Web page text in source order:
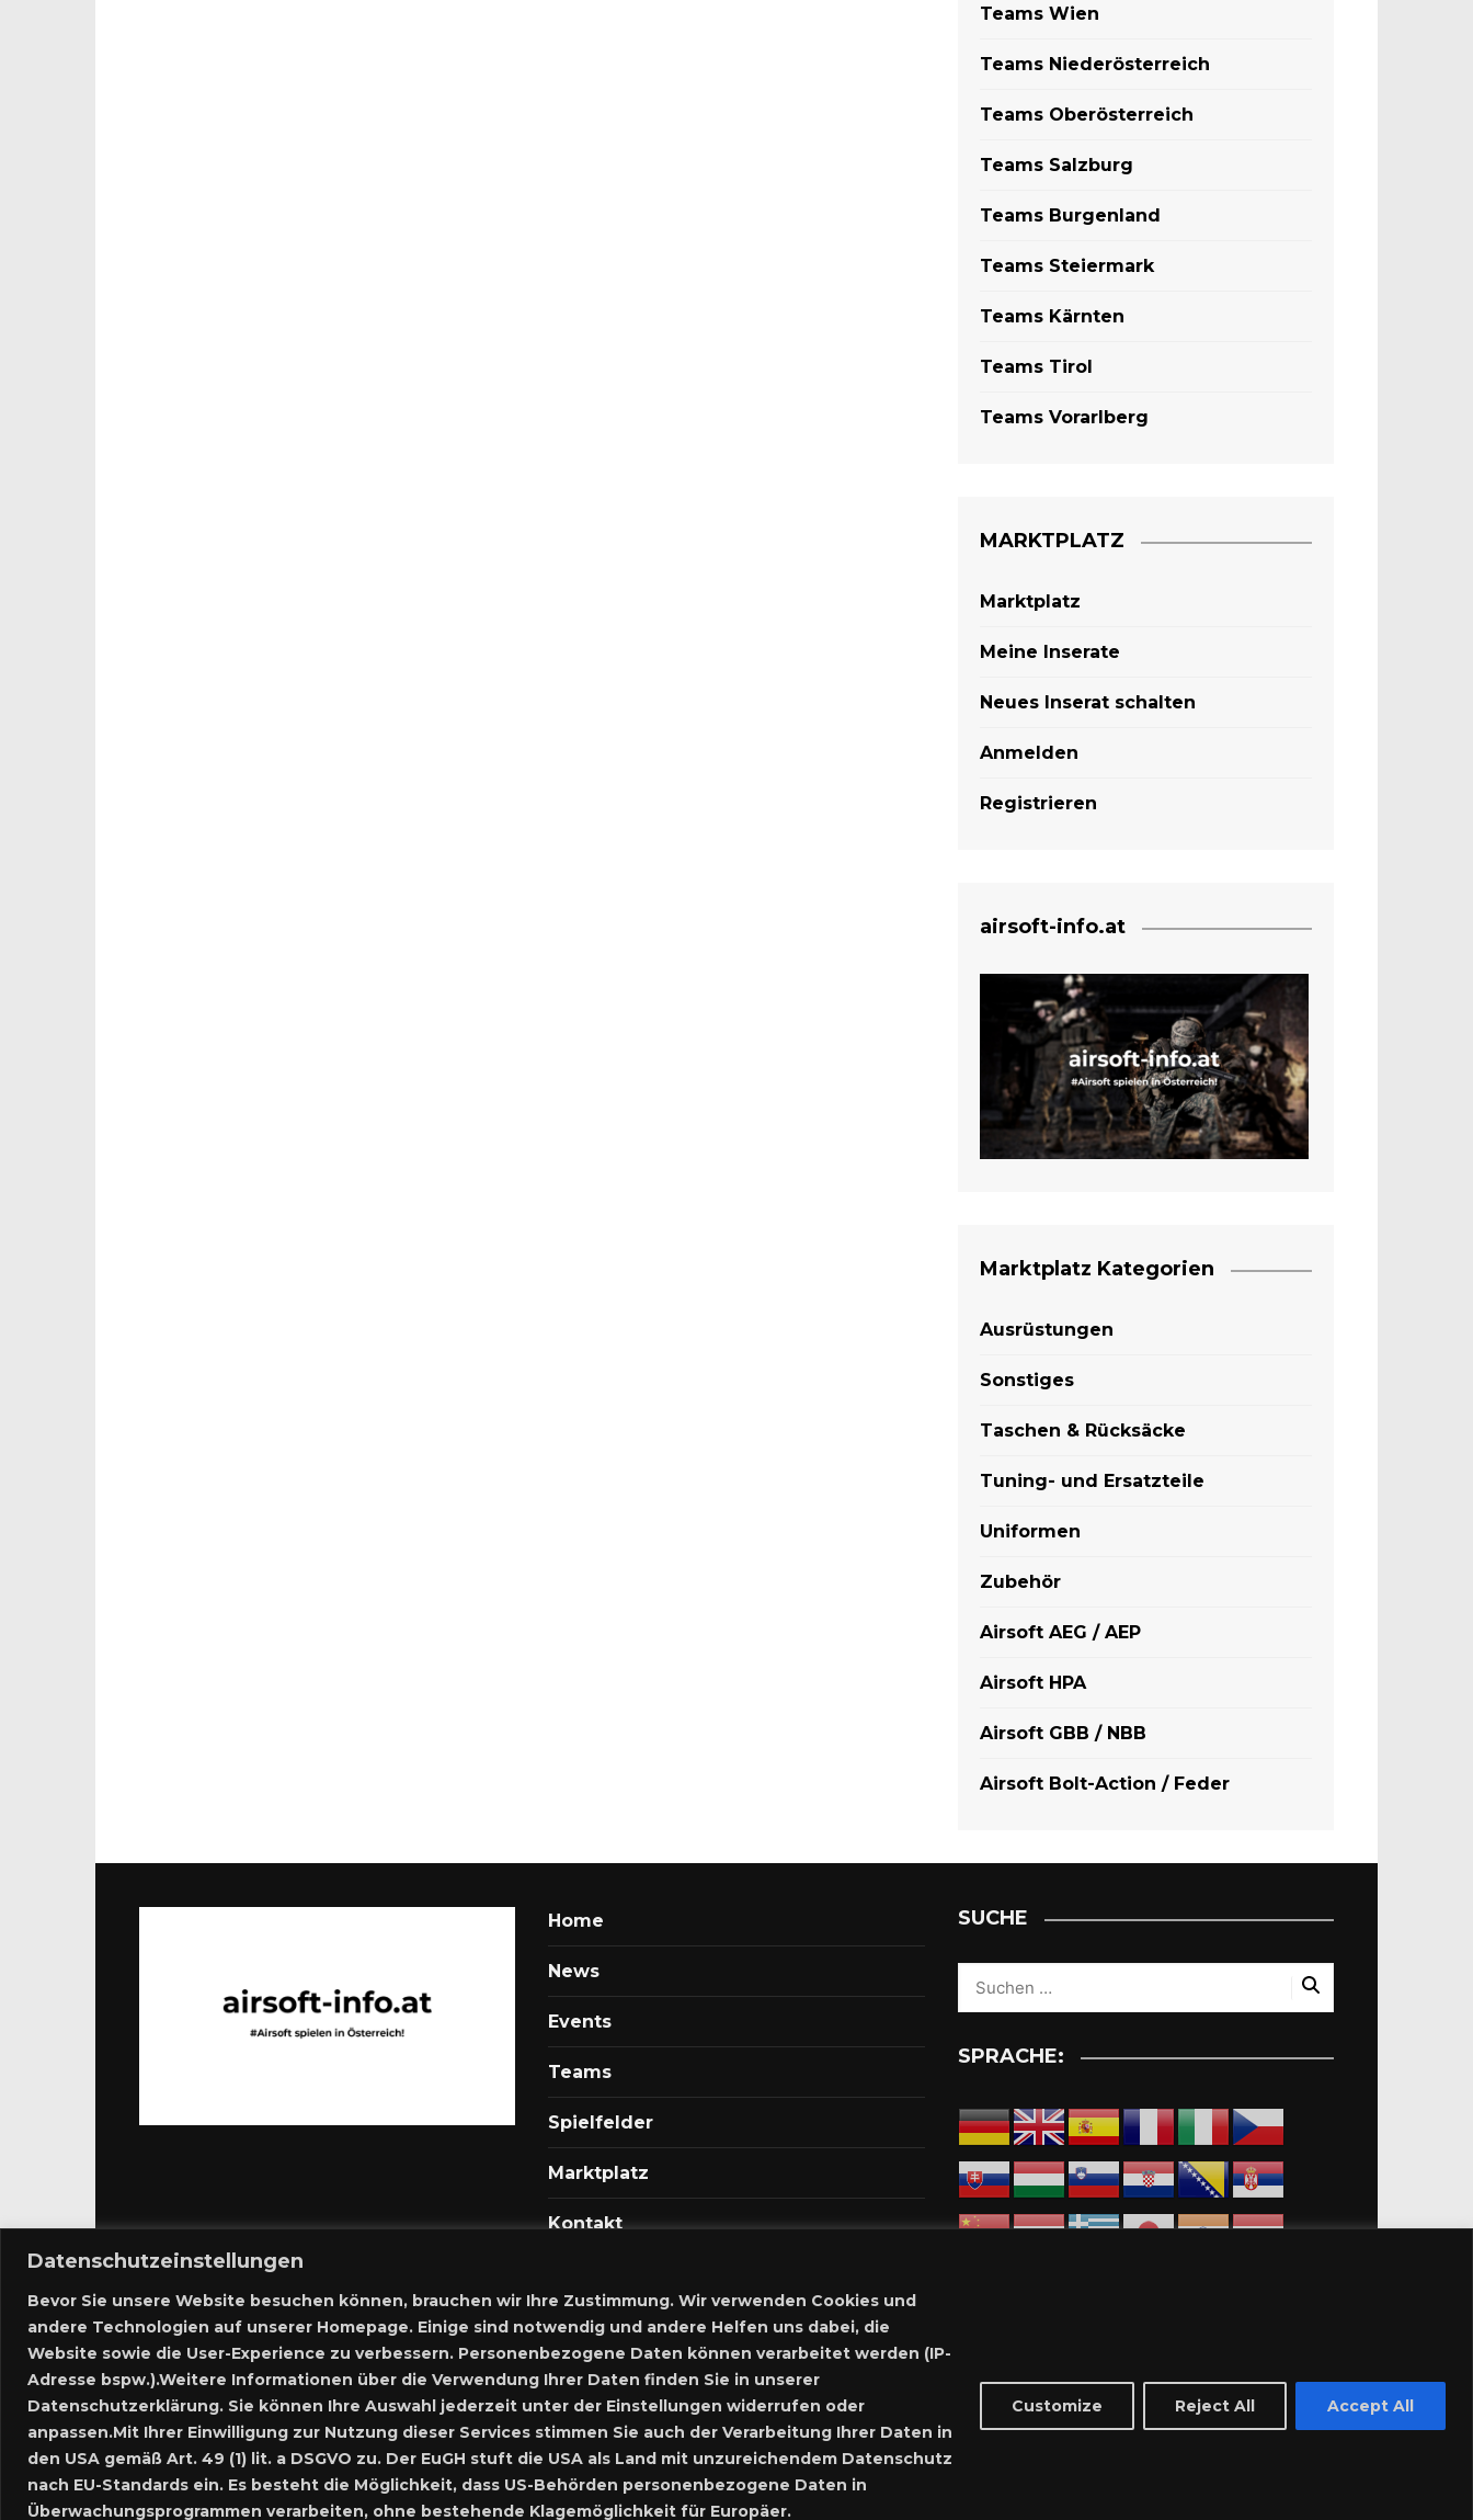
Datenschutzeinstellungen
Bevor Sie unsere Website besuchen können, brauchen wir Ihre Zustimmung. Wir verwenden Cookies und
andere Technologien auf unserer Homepage. Einige sind notwendig und andere Helfen uns dabei, die
Website sowie die User-Experience zu verbessern. Personenbezogene Daten können verarbeitet werden (IP-
Adresse bspw.).Weitere Informationen über die Verwendung Ihrer Daten finden Sie in unserer
Datenschutzerklärung. Sie können Ihre Auswahl jederzeit unter der Einstellungen widerrufen oder
anpassen.Mit Ihrer Einwilligung zur Nutzung dieser Services stimmen Sie auch der Verarbeitung Ihrer Daten in
den USA gemäß Art. 49 (1) lit. a DSGVO zu. Der EuGH stuft die USA als Land mit unzureichendem Datenschutz
nach EU-Standards ein. Es besteht die Möglichkeit, dass US-Behörden personenbezogene Daten in
Überwachungsprogrammen verarbeiten, ohne bestehende Klagemöglichkeit für Europäer.
Customize Reject All Accept All
Teams Wien
Teams Niederösterreich
Teams Oberösterreich
Teams Salzburg
Teams Burgenland
Teams Steiermark
Teams Kärnten
Teams Tirol
Teams Vorarlberg
MARKTPLATZ
Marktplatz
Meine Inserate
Neues Inserat schalten
Anmelden
Registrieren
airsoft-info.at
Marktplatz Kategorien
Ausrüstungen
Sonstiges
Taschen & Rücksäcke
Tuning- und Ersatzteile
Uniformen
Zubehör
Airsoft AEG / AEP
Airsoft HPA
Airsoft GBB / NBB
Airsoft Bolt-Action / Feder
Home
News
Events
Teams
Spielfelder
Marktplatz
Kontakt
Meine Inserate
Neues Inserat schalten
Marktplatz – Registrierung
SUCHE
SPRACHE: